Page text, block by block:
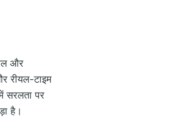
और
रीयल-टाइम
सरलता पर
है।